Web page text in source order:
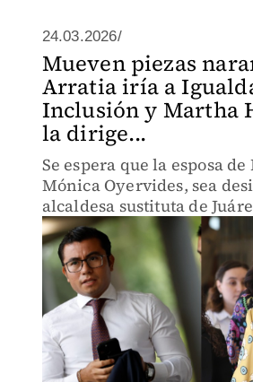
24.03.2026/
Mueven piezas
Arratia iría a
Inclusión y Martha
la dirige...
Se espera que la esposa
Mónica Oyervides, sea
alcaldesa sustituta de